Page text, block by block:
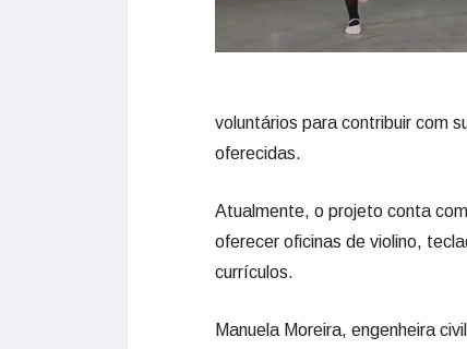
voluntários para contribuir com
oferecidas.
Atualmente, o projeto conta
oferecer oficinas de violino,
currículos.
Manuela Moreira, engenheira